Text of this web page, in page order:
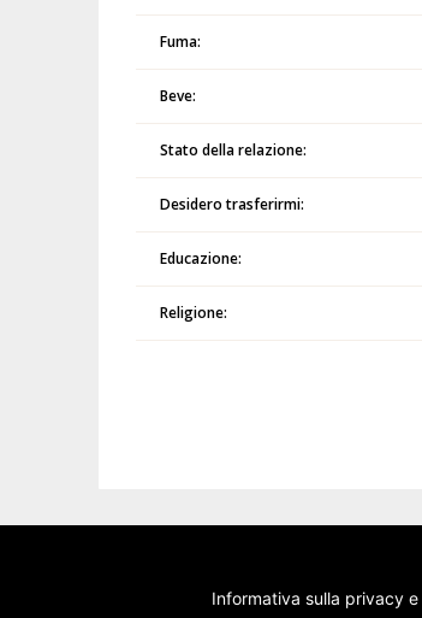
Fuma:
Beve:
Stato della relazione:
Desidero trasferirmi:
Educazione:
Religione:
Informativa sulla privacy